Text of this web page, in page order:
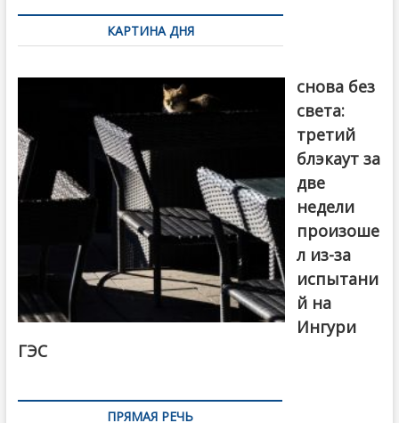
по
записямКАРТИНА ДНЯ
снова без
света:
третий
блэкаут за
две
недели
произоше
л из-за
испытани
й на
Ингури
ГЭС
ПРЯМАЯ РЕЧЬ